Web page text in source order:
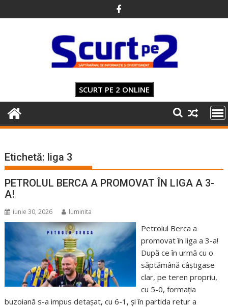
to
SCURT PE 2 ONLINE
Etichetă: liga 3
PETROLUL BERCA A PROMOVAT ÎN LIGA A 3-
A!
iunie 30, 2026 luminita
Petrolul Berca a
promovat în liga a 3-a!
După ce în urmă cu o
săptămână câștigase
clar, pe teren propriu,
cu 5-0, formația
buzoiană s-a impus detașat, cu 6-1, și în partida retur a